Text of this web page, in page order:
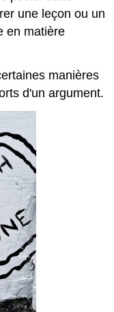
une leçon ou un
en matière
manières
d'un argument.